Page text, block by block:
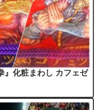
』化粧まわし カフェゼ